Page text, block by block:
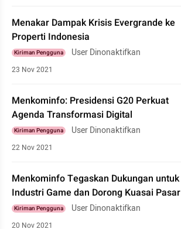
Menakar Dampak Krisis Evergrande ke
Properti Indonesia
Kiriman Pengguna User Dinonaktifkan
23 Nov 2021
Menkominfo: Presidensi G20 Perkuat
Agenda Transformasi Digital
Kiriman Pengguna User Dinonaktifkan
22 Nov 2021
Menkominfo Tegaskan Dukungan untuk
Industri Game dan Dorong Kuasai Pasar
Kiriman Pengguna User Dinonaktifkan
20 Nov 2021